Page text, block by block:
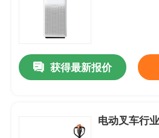
获得最新报价
电动叉车行